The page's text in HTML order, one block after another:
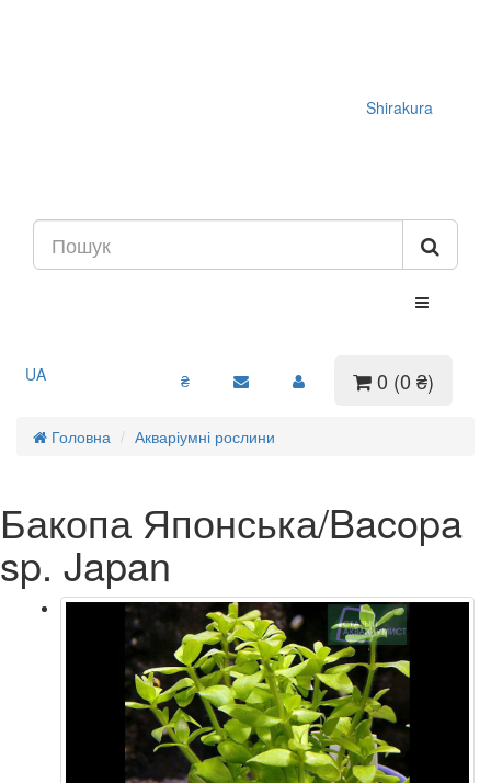
Shirakura
UA ₴ 0 (0 ₴)
Головна Акваріумні рослини
Бакопа Японська/Bacopa
sp. Japan